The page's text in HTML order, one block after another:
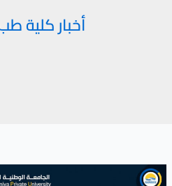
أخبار كلية
زيارة